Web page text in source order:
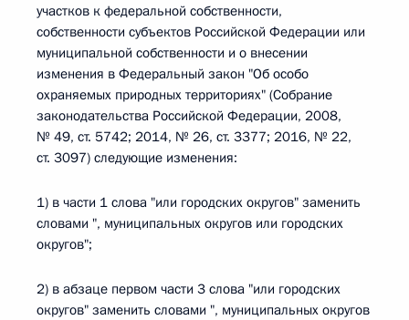
участков к федеральной собственности,
собственности субъектов Российской Федерации или
муниципальной собственности и о внесении
изменения в Федеральный закон "Об особо
охраняемых природных территориях" (Собрание
законодательства Российской Федерации, 2008,
№ 49, ст. 5742; 2014, № 26, ст. 3377; 2016, № 22,
ст. 3097) следующие изменения:
1) в части 1 слова "или городских округов" заменить
словами ", муниципальных округов или городских
округов";
2) в абзаце первом части 3 слова "или городских
округов" заменить словами ", муниципальных округов